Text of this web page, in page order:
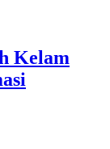
Kelam